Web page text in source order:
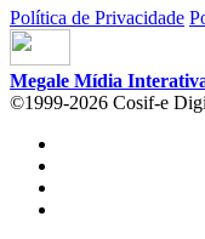
Política de Privacidade
Megale Mídia
©1999-2026 Cosif-e